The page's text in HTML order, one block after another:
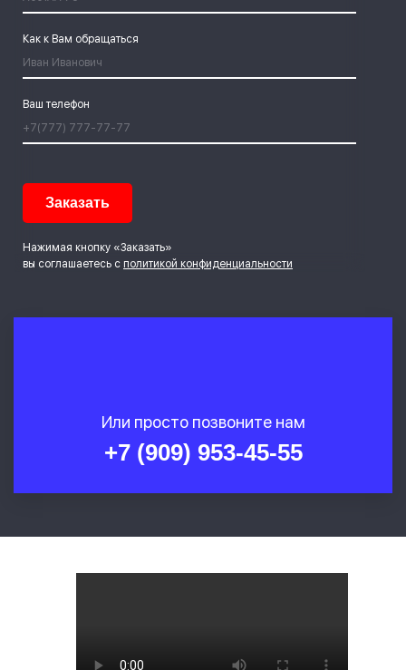
Как к Вам обращаться
Ваш телефон
Нажимая кнопку «Заказать»
вы соглашаетесь с политикой конфиденциальности
Или просто позвоните нам
+7 (909) 953-45-55